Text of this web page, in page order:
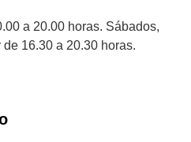
a 20.00 horas. Sábados,
16.30 a 20.30 horas.